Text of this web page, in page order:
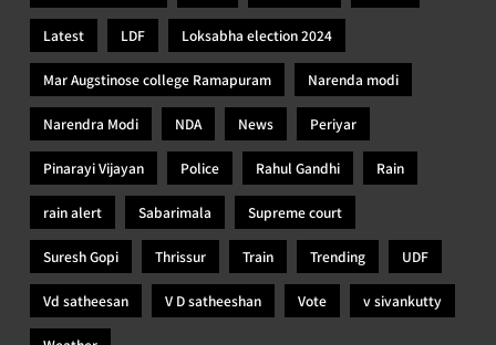
Latest LDF Loksabha election 2024
Mar Augstinose college Ramapuram Narenda modi
Narendra Modi NDA News Periyar
Pinarayi Vijayan Police Rahul Gandhi Rain
rain alert Sabarimala Supreme court
Suresh Gopi Thrissur Train Trending UDF
Vd satheesan V D satheeshan Vote v sivankutty